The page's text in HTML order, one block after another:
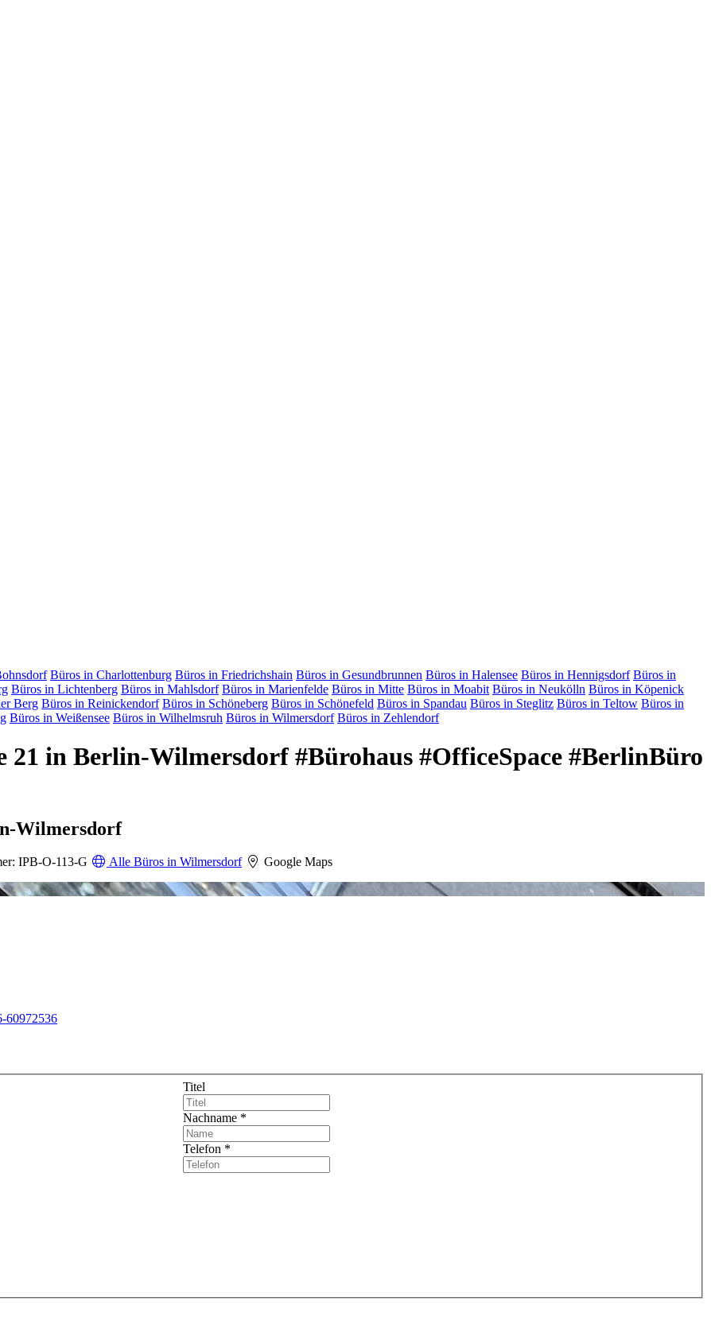
Büros in Charlottenburg Büros in Friedrichshain Büros in Gesundbrunnen Büros in Halensee Büros in Hennigsdorf Büros in
Büros in Lichtenberg Büros in Mahlsdorf Büros in Marienfelde Büros in Mitte Büros in Moabit Büros in Neukölln Büros in Köpenick
Berg Büros in Reinickendorf Büros in Schöneberg Büros in Schönefeld Büros in Spandau Büros in Steglitz Büros in Teltow Büros in
Büros in Weißensee Büros in Wilhelmsruh Büros in Wilmersdorf Büros in Zehlendorf
21 in Berlin-Wilmersdorf #Bürohaus #OfficeSpace #BerlinBüro
Wilmersdorf
IPB-O-113-G Alle Büros in Wilmersdorf
Google Maps
60972536
Titel
Nachname *
Telefon *